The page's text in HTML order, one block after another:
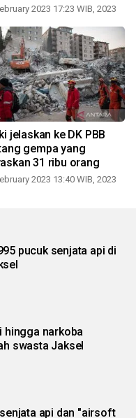
2023 17:23 WIB, 2023
jelaskan ke DK PBB
gempa yang
31 ribu orang
2023 13:40 WIB, 2023
pucuk senjata api di
hingga narkoba
swasta Jaksel
api dan "airsoft